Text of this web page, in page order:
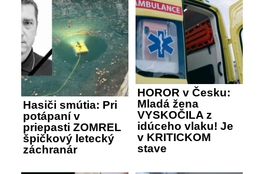
Hasiči smútia: Pri
potápaní v
priepasti ZOMREL
špičkový letecký
záchranár
HOROR v Česku:
Mladá žena
VYSKOČILA z
idúceho vlaku! Je
v KRITICKOM
stave